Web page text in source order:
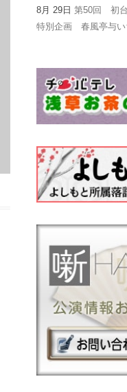
8月 29日第50回 初
特別企画 春風亭与